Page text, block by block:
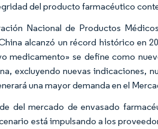
del producto farmacéutico
Nacional de Productos
alcanzó un récord histórico en
medicamento» se define como
excluyendo nuevas indicaciones,
una mayor demanda en el
del mercado de envasado
está impulsando a los